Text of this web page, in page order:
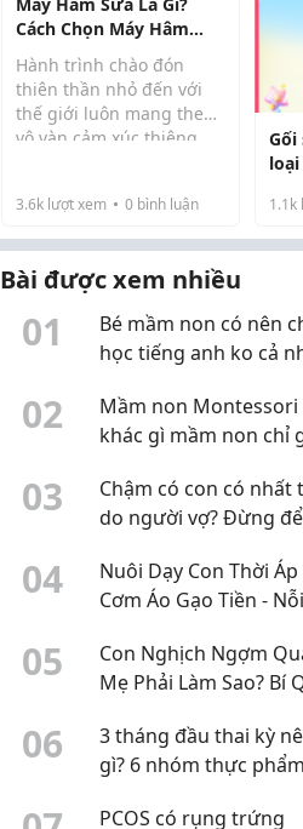
nh...
Cách Chọn Máy Hâm
Sữa Tốt Cho Bé
Hành trình chào đón
thiên thần nhỏ đến với
thế giới luôn mang theo
vô vàn cảm xúc thiêng
những đêm thức trắng
dỗ dành con khóc, đến
việc tỉ mẩn vắt từng
giọt...
3.6k lượt xem 0 bình luận
Gối
loại
nhỏ
1.1k
Bài được xem nhiều
01
Bé mầm non có nên
học tiếng anh ko cả
02
Mầm non Montessori
khác gì mầm non chỉ
03
Chậm có con có nhất
do người vợ? Đừng
nguyên nhân
04
Nuôi Dạy Con Thời Áp
Cơm Áo Gạo Tiền -
Giúp Bé Phát Triển
Diện
05
Con Nghịch Ngợm
Mẹ Phải Làm Sao? Bí
Không Cần La Hét
06
3 tháng đầu thai kỳ
gì? 6 nhóm thực
hai người"
PCOS có rụng trứng